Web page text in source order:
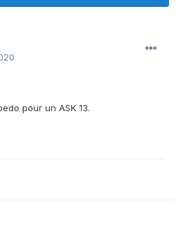
pour un ASK 13.